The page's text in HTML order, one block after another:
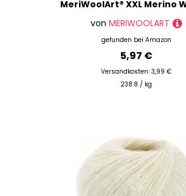
von MERIWOOLART
gefunden bei Amazon
5,97 €
Versandkosten: 3,99 €
238.8 / kg